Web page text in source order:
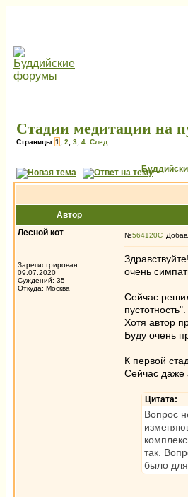
Стадии медитации на
Страницы 1 2 3 4 След.
Автор
Лесной кот
Зарегистрирован:
09.07.2020
Суждений: 35
Откуда: Москва
№564120
очень
Сейчас
пустотность".
Хотя автор
Буду очень
К первой
Сейчас даже
Цитата:
Вопрос
так.
было